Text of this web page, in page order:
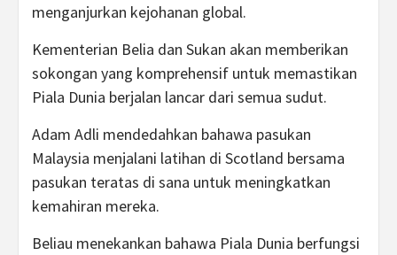
menganjurkan kejohanan global.
Kementerian Belia dan Sukan akan memberikan
sokongan yang komprehensif untuk memastikan
Piala Dunia berjalan lancar dari semua sudut.
Adam Adli mendedahkan bahawa pasukan
Malaysia menjalani latihan di Scotland bersama
pasukan teratas di sana untuk meningkatkan
kemahiran mereka.
Beliau menekankan bahawa Piala Dunia berfungsi